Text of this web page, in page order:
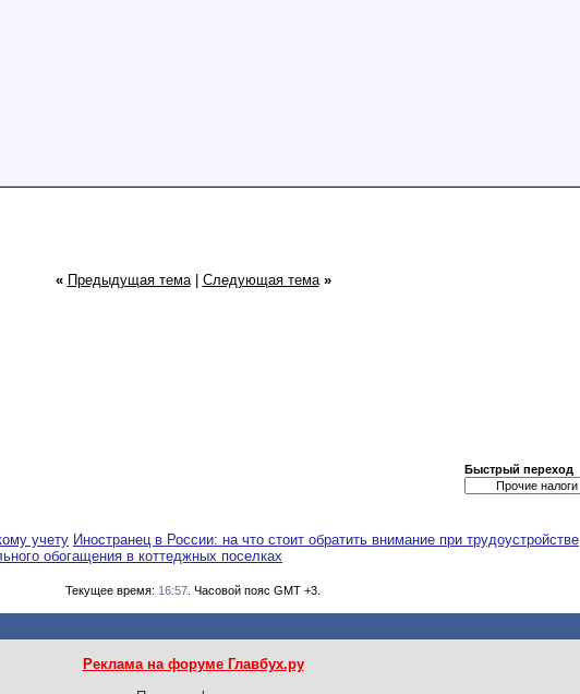
« Предыдущая тема| Следующая тема »
Быстрый переход
учету Иностранец в России: на что стоит обратить внимание при трудоустройстве
обогащения в коттеджных поселках
Текущее время: 16:57 . Часовой пояс GMT +3.
Реклама на форуме Главбух.ру